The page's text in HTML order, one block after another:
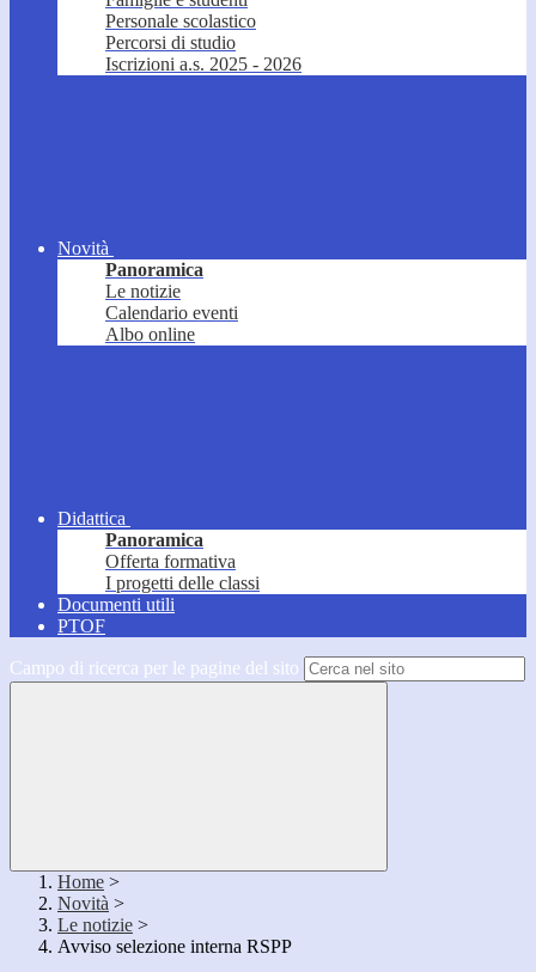
Personale scolastico
Percorsi di studio
Iscrizioni a.s. 2025 - 2026
Novità
Panoramica
Le notizie
Calendario eventi
Albo online
Didattica
Panoramica
Offerta formativa
I progetti delle classi
Documenti utili
PTOF
Campo di ricerca per le pagine del sito
Home >
Novità >
Le notizie >
Avviso selezione interna RSPP